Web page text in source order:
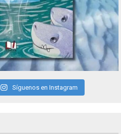
Síguenos en Instagram